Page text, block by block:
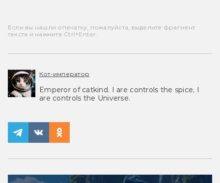
Если вы нашли опечатку, пожалуйста, выделите фрагмент
текста и нажмите Ctrl+Enter.
Кот-император
Emperor of catkind. I are controls the spice, I
are controls the Universe.